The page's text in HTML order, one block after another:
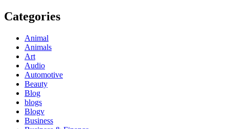
Categories
Animal
Animals
Art
Audio
Automotive
Beauty
Blog
blogs
Blogv
Business